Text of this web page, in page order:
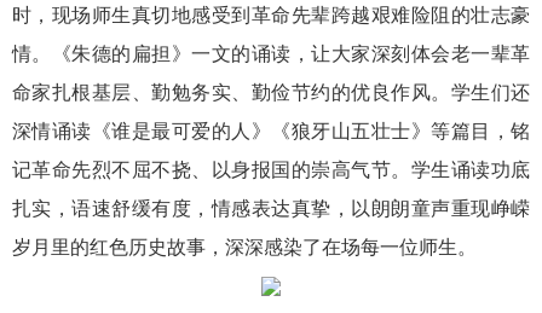
时，现场师生真切地感受到革命先辈跨越艰难险阻的壮志豪
情。《朱德的扁担》一文的诵读，让大家深刻体会老一辈革
命家扎根基层、勤勉务实、勤俭节约的优良作风。学生们还
深情诵读《谁是最可爱的人》《狼牙山五壮士》等篇目，铭
记革命先烈不屈不挠、以身报国的崇高气节。学生诵读功底
扎实，语速舒缓有度，情感表达真挚，以朗朗童声重现峥嵘
岁月里的红色历史故事，深深感染了在场每一位师生。